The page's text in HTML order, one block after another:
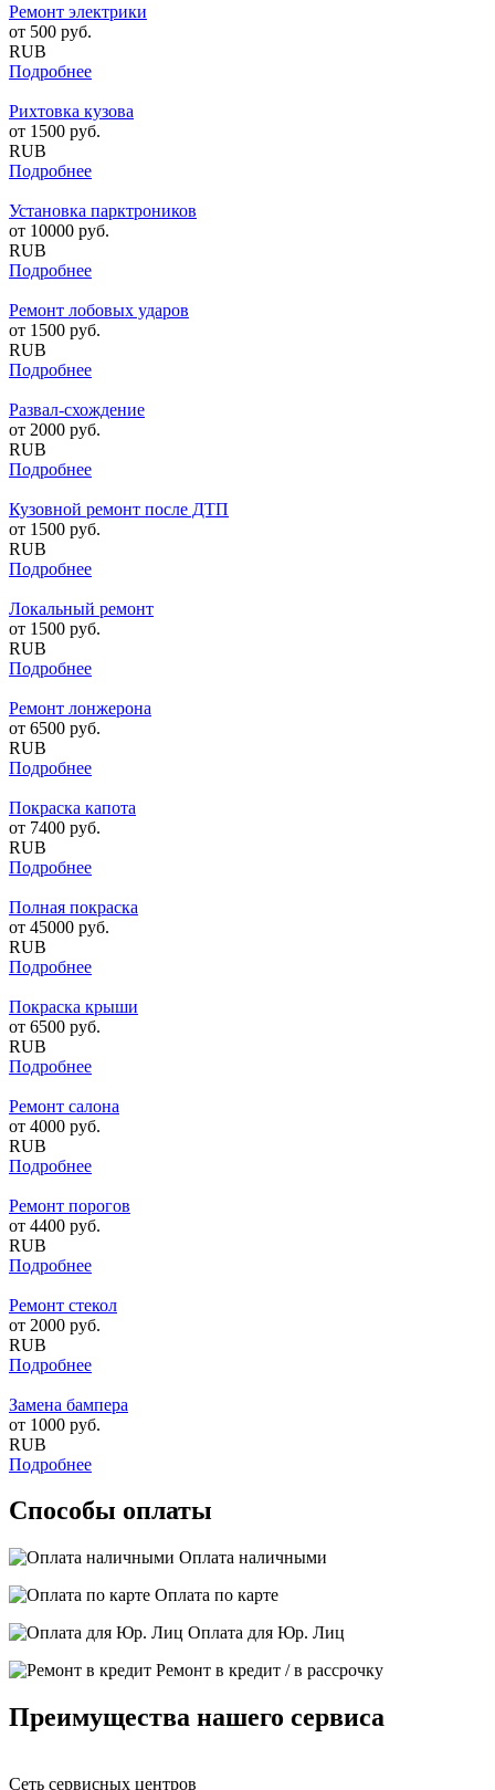
Ремонт электрики
от 500 руб.
RUB
Подробнее
Рихтовка кузова
от 1500 руб.
RUB
Подробнее
Установка парктроников
от 10000 руб.
RUB
Подробнее
Ремонт лобовых ударов
от 1500 руб.
RUB
Подробнее
Развал-схождение
от 2000 руб.
RUB
Подробнее
Кузовной ремонт после ДТП
от 1500 руб.
RUB
Подробнее
Локальный ремонт
от 1500 руб.
RUB
Подробнее
Ремонт лонжерона
от 6500 руб.
RUB
Подробнее
Покраска капота
от 7400 руб.
RUB
Подробнее
Полная покраска
от 45000 руб.
RUB
Подробнее
Покраска крыши
от 6500 руб.
RUB
Подробнее
Ремонт салона
от 4000 руб.
RUB
Подробнее
Ремонт порогов
от 4400 руб.
RUB
Подробнее
Ремонт стекол
от 2000 руб.
RUB
Подробнее
Замена бампера
от 1000 руб.
RUB
Подробнее
Способы оплаты
Оплата наличными
Оплата по карте
Оплата для Юр. Лиц
Ремонт в кредит / в рассрочку
Преимущества нашего сервиса
Сеть сервисных центров